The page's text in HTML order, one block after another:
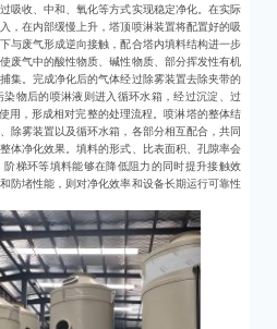
吸收、中和、氧化等方式实现稳定净化。在实际
，在内部缓慢上升，塔顶喷淋装置将配置好的吸
与废气形成逆向接触，配合塔内填料结构进一步
废气中的酸性物质、碱性物质、部分挥发性有机
集。完成净化后的气体经过除雾装置去除夹带的
物后的喷淋液则进入循环水箱，经过沉淀、过
用，形成相对完整的处理流程。喷淋塔的整体结
除雾装置以及循环水箱，各部分相互配合，共同
体净化效果。填料的形式、比表面积、孔隙率会
梯环等填料能够在降低阻力的同时提升接触效
防堵性能，则对净化效率和设备长期运行可靠性